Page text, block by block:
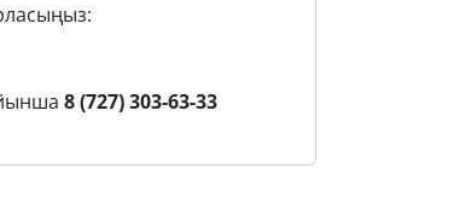
8 (727) 303-63-33